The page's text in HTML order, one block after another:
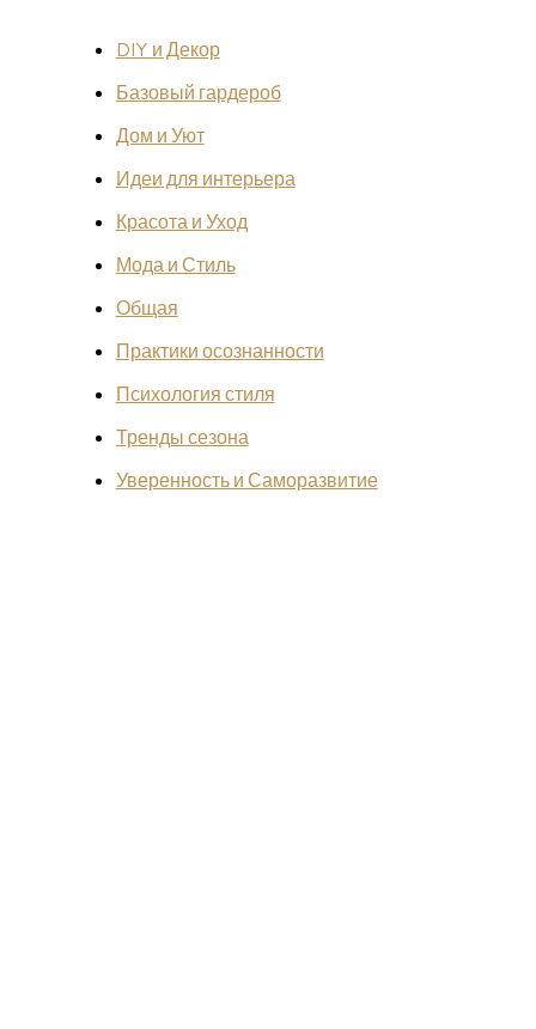
DIY и Декор
Базовый гардероб
Дом и Уют
Идеи для интерьера
Красота и Уход
Мода и Стиль
Общая
Практики осознанности
Психология стиля
Тренды сезона
Уверенность и Саморазвитие